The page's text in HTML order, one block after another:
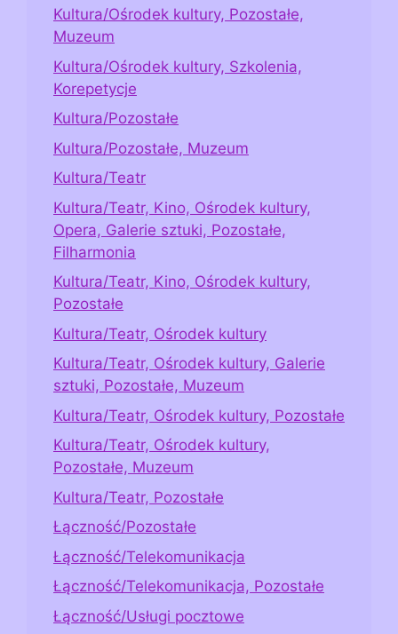
Kultura/Ośrodek kultury, Pozostałe,
Muzeum
Kultura/Ośrodek kultury, Szkolenia,
Korepetycje
Kultura/Pozostałe
Kultura/Pozostałe, Muzeum
Kultura/Teatr
Kultura/Teatr, Kino, Ośrodek kultury,
Opera, Galerie sztuki, Pozostałe,
Filharmonia
Kultura/Teatr, Kino, Ośrodek kultury,
Pozostałe
Kultura/Teatr, Ośrodek kultury
Kultura/Teatr, Ośrodek kultury, Galerie
sztuki, Pozostałe, Muzeum
Kultura/Teatr, Ośrodek kultury, Pozostałe
Kultura/Teatr, Ośrodek kultury,
Pozostałe, Muzeum
Kultura/Teatr, Pozostałe
Łączność/Pozostałe
Łączność/Telekomunikacja
Łączność/Telekomunikacja, Pozostałe
Łączność/Usługi pocztowe